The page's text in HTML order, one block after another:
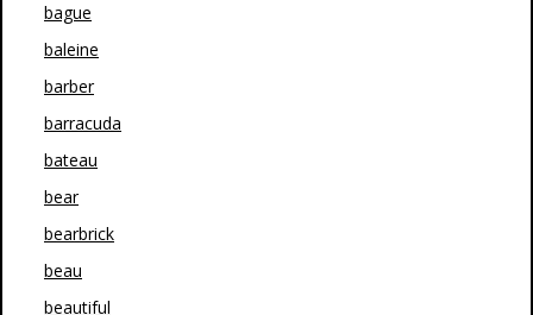
bague
baleine
barber
barracuda
bateau
bear
bearbrick
beau
beautiful